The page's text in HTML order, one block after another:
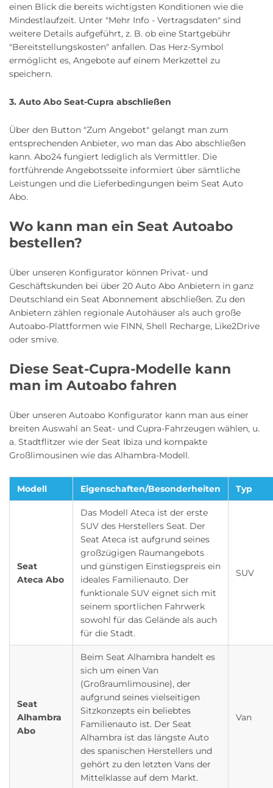
einen Blick die bereits wichtigsten Konditionen wie die
Mindestlaufzeit. Unter "Mehr Info - Vertragsdaten" sind
weitere Details aufgeführt, z. B. ob eine Startgebühr
"Bereitstellungskosten" anfallen. Das Herz-Symbol
ermöglicht es, Angebote auf einem Merkzettel zu
speichern.
3. Auto Abo Seat-Cupra abschließen
Über den Button "Zum Angebot" gelangt man zum
entsprechenden Anbieter, wo man das Abo abschließen
kann. Abo24 fungiert lediglich als Vermittler. Die
fortführende Angebotsseite informiert über sämtliche
Leistungen und die Lieferbedingungen beim Seat Auto
Abo.
Wo kann man ein Seat Autoabo
bestellen?
Über unseren Konfigurator können Privat- und
Geschäftskunden bei über 20 Auto Abo Anbietern in ganz
Deutschland ein Seat Abonnement abschließen. Zu den
Anbietern zählen regionale Autohäuser als auch große
Autoabo-Plattformen wie FINN, Shell Recharge, Like2Drive
oder smive.
Diese Seat-Cupra-Modelle kann
man im Autoabo fahren
Über unseren Autoabo Konfigurator kann man aus einer
breiten Auswahl an Seat- und Cupra-Fahrzeugen wählen, u.
a. Stadtflitzer wie der Seat Ibiza und kompakte
Großlimousinen wie das Alhambra-Modell.
Modell Eigenschaften/Besonderheiten Typ
Seat
Ateca Abo
Das Modell Ateca ist der erste
SUV des Herstellers Seat. Der
Seat Ateca ist aufgrund seines
großzügigen Raumangebots
und günstigen Einstiegspreis ein
ideales Familienauto. Der
funktionale SUV eignet sich mit
seinem sportlichen Fahrwerk
sowohl für das Gelände als auch
für die Stadt.
SUV
Seat
Alhambra
Abo
Beim Seat Alhambra handelt es
sich um einen Van
(Großraumlimousine), der
aufgrund seines vielseitigen
Sitzkonzepts ein beliebtes
Familienauto ist. Der Seat
Alhambra ist das längste Auto
des spanischen Herstellers und
gehört zu den letzten Vans der
Mittelklasse auf dem Markt.
Van